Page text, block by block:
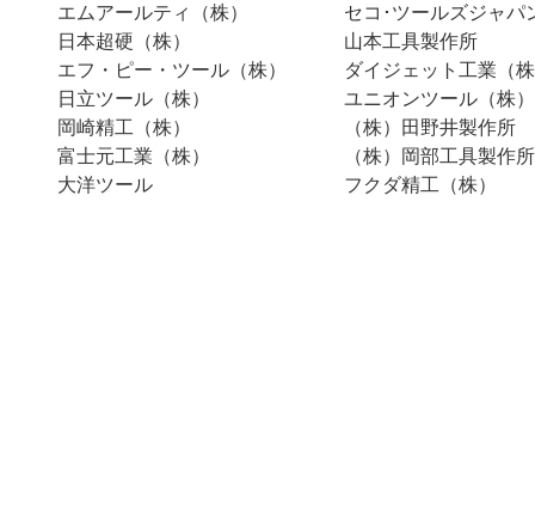
エムアールティ（株）
セコ･ツールズジャパ
日本超硬（株）
山本工具製作所
エフ・ピー・ツール（株）
ダイジェット工業（
日立ツール（株）
ユニオンツール（株）
岡崎精工（株）
（株）田野井製作所
富士元工業（株）
（株）岡部工具製作所
大洋ツール
フクダ精工（株）